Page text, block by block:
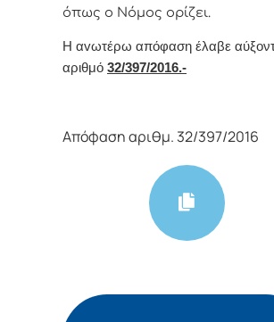
όπως o Νόμoς oρίζει.
Η αvωτέρω απόφαση έλαβε
αριθμό 32/397/2016.-
Απόφαση αριθμ. 32/397/2016